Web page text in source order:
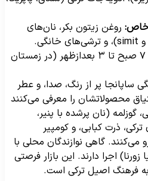
روغن زیتون بکر، نان‌های
یکشنبه‌ها، ۷ صبح تا ۳ بعدازظهر (در زمستان
ساپانجا پر از رنگ، صدا، و عطر
محصولاتشان را معرفی می‌کنند
(نان پرشده با پنیر،
ذرت کبابی، و کومپیر
گاهی نوازندگان محلی با
اجرا دارند. این بازار فرصتی
فرهنگ اصیل ترکی است.